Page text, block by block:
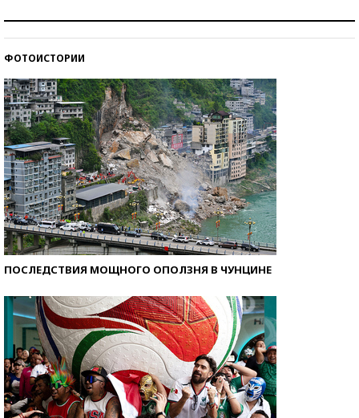
ФОТОИСТОРИИ
ПОСЛЕДСТВИЯ МОЩНОГО ОПОЛЗНЯ В ЧУНЦИНЕ